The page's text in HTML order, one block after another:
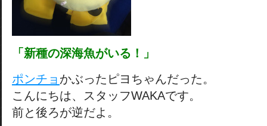
「新種の深海魚がいる！」
ポンチョ かぶったピヨちゃんだった。
こんにちは、スタッフWAKAです。
前と後ろが逆だよ。